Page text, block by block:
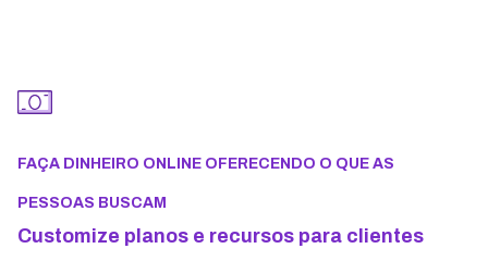
FAÇA DINHEIRO ONLINE OFERECENDO O QUE AS
PESSOAS BUSCAM
Customize planos e recursos para clientes